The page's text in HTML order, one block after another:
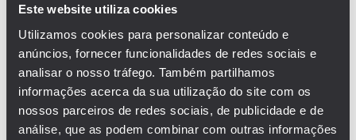
Este website utiliza cookies
Utilizamos cookies para personalizar conteúdo e
anúncios, fornecer funcionalidades de redes sociais e
analisar o nosso tráfego. Também partilhamos
informações acerca da sua utilização do site com os
nossos parceiros de redes sociais, de publicidade e de
análise, que as podem combinar com outras informações